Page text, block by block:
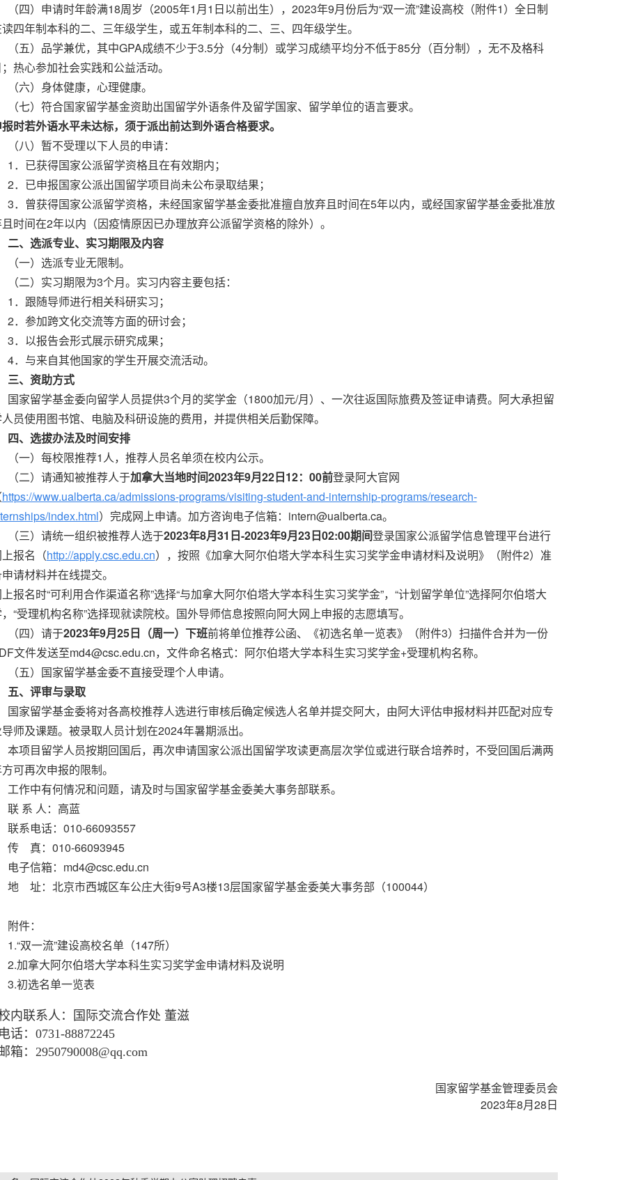
）申请时年龄满18周岁（2005年1月1日以前出生），2023年9月份后为“双一流”建设高校（附件1）全日制
四年制本科的二、三年级学生，或五年制本科的二、三、四年级学生。
）品学兼优，其中GPA成绩不少于3.5分（4分制）或学习成绩平均分不低于85分（百分制），无不及格科
热心参加社会实践和公益活动。
）身体健康，心理健康。
）符合国家留学基金资助出国留学外语条件及留学国家、留学单位的语言要求。
时若外语水平未达标，须于派出前达到外语合格要求。
）暂不受理以下人员的申请：
已获得国家公派留学资格且在有效期内；
已申报国家公派出国留学项目尚未公布录取结果；
曾获得国家公派留学资格，未经国家留学基金委批准擅自放弃且时间在5年以内，或经国家留学基金委批准放
时间在2年以内（因疫情原因已办理放弃公派留学资格的除外）。
二、选派专业、实习期限及内容
）选派专业无限制。
）实习期限为3个月。实习内容主要包括：
跟随导师进行相关科研实习；
参加跨文化交流等方面的研讨会；
以报告会形式展示研究成果；
与来自其他国家的学生开展交流活动。
三、资助方式
留学基金委向留学人员提供3个月的奖学金（1800加元/月）、一次往返国际旅费及签证申请费。阿大承担留
员使用图书馆、电脑及科研设施的费用，并提供相关后勤保障。
四、选拔办法及时间安排
）每校限推荐1人，推荐人员名单须在校内公示。
二）请通知被推荐人于加拿大当地时间2023年9月22日12：00前登录阿大官网
https://www.ualberta.ca/admissions-programs/visiting-student-and-internship-programs/research-
index.html）完成网上申请。加方咨询电子信箱：intern@ualberta.ca。
三）请统一组织被推荐人选于2023年8月31日-2023年9月23日02:00期间登录国家公派留学信息管理平台进行
报名（http://apply.csc.edu.cn），按照《加拿大阿尔伯塔大学本科生实习奖学金申请材料及说明》（附件2）准
请材料并在线提交。
报名时“可利用合作渠道名称”选择“与加拿大阿尔伯塔大学本科生实习奖学金”，“计划留学单位”选择阿尔伯塔大
“受理机构名称”选择现就读院校。国外导师信息按照向阿大网上申报的志愿填写。
四）请于2023年9月25日（周一）下班前将单位推荐公函、《初选名单一览表》（附件3）扫描件合并为一份
文件发送至md4@csc.edu.cn，文件命名格式：阿尔伯塔大学本科生实习奖学金+受理机构名称。
）国家留学基金委不直接受理个人申请。
五、评审与录取
留学基金委将对各高校推荐人选进行审核后确定候选人名单并提交阿大，由阿大评估申报材料并匹配对应专
师及课题。被录取人员计划在2024年暑期派出。
目留学人员按期回国后，再次申请国家公派出国留学攻读更高层次学位或进行联合培养时，不受回国后满两
可再次申报的限制。
中有何情况和问题，请及时与国家留学基金委美大事务部联系。
系 人：高蓝
系电话：010-66093557
真：010-66093945
子信箱：md4@csc.edu.cn
址：北京市西城区车公庄大街9号A3楼13层国家留学基金委美大事务部（100044）
件：
1.“双一流”建设高校名单（147所）
2.加拿大阿尔伯塔大学本科生实习奖学金申请材料及说明
3.初选名单一览表
内联系人：国际交流合作处 董滋
话：0731-88872245
箱：2950790008@qq.com
国家留学基金管理委员会
2023年8月28日